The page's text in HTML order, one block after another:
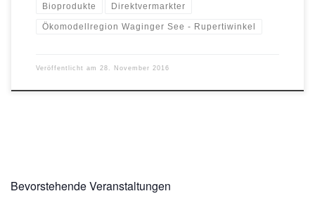
Bioprodukte Direktvermarkter
Ökomodellregion Waginger See - Rupertiwinkel
Veröffentlicht am 28. November 2016
Bevorstehende Veranstaltungen